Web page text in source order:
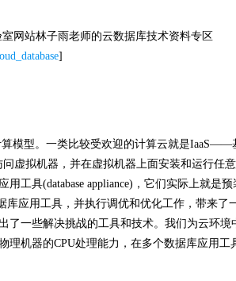
网站林子雨老师的云数据库技术资料专区
]
模型。一类比较受欢迎的计算云就是IaaS——
虚拟机器，并在虚拟机器上面安装和运行任意
用工具(database appliance) ，它们实际上就是
库应用工具，并执行调优和优化工作，带来了
了一些解决挑战的工具和技术。我们为云环境
理机器的CPU处理能力，在多个数据库应用工